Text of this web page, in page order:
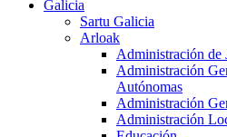
Galicia
Sartu Galicia
Arloak
Administración de
Administración
Autónomas
Administración
Administración